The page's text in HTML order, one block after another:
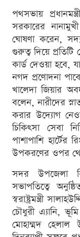
পথসভায়
সরকারের
ঘোষণা করেন,
গুরুত্ব দিয়ে
কার্ড দেওয়া হবে,
নগদ প্রণোদনা
খালেদা জিয়ার
বলেন, নারীদের
করার উদ্যোগ
চিকিৎসা সেবা
পাশাপাশি হার্টের
উপকরণের ওপর
সদর উপজেলা
সভাপতিত্বে
স্বরাষ্ট্রমন্ত্রী
চৌধুরী এ্যানি, ভূমি
মোহাম্মদ হেলাল